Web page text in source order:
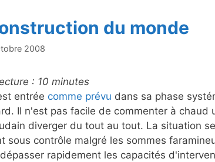
du monde
2008
: 10 minutes
entrée comme prévu dans sa phase
Il n'est pas facile de commenter à chaud
diverger du tout au tout. La situation
sous contrôle malgré les sommes
rapidement les capacités